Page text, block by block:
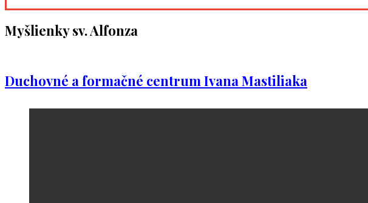
Myšlienky sv. Alfonza
Duchovné a formačné centrum Ivana Mastiliaka